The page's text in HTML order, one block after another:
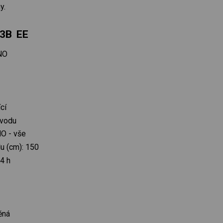
EE
- vše
(cm): 150
h